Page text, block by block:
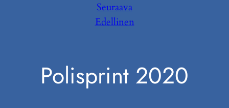
Seuraava
Edellinen
Polisprint 2020